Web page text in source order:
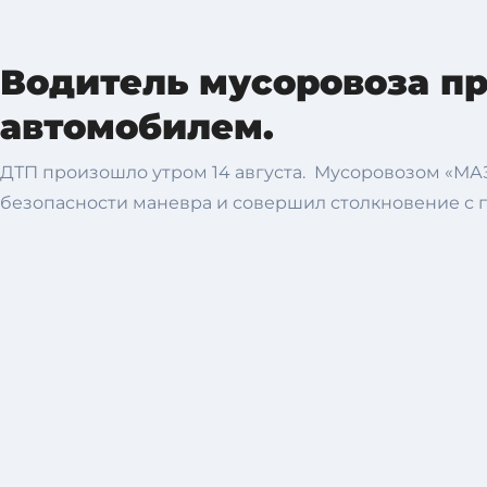
Водитель мусоровоза
автомобилем.
ДТП произошло утром 14 августа. Мусоровозом
безопасности маневра и совершил столкновение